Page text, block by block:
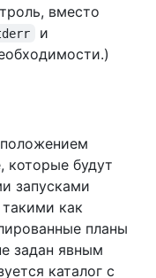
вместо
и
которые будут
запусками
как
планы
задан явным
каталог с